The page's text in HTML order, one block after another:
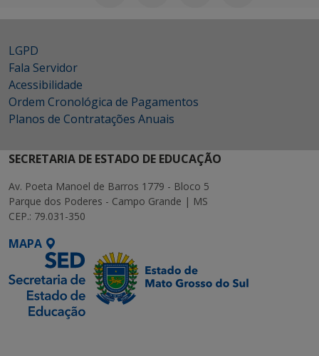
LGPD
Fala Servidor
Acessibilidade
Ordem Cronológica de Pagamentos
Planos de Contratações Anuais
SECRETARIA DE ESTADO DE EDUCAÇÃO
Av. Poeta Manoel de Barros 1779 - Bloco 5
Parque dos Poderes - Campo Grande | MS
CEP.: 79.031-350
MAPA